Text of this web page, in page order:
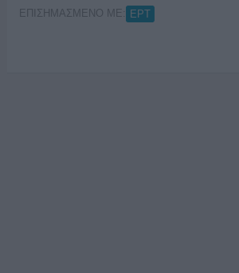
ΕΠΙΣΗΜΑΣΜΕΝΟ ΜΕ: ΕΡΤ